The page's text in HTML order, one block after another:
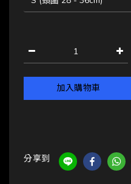
加入購物車
分享到